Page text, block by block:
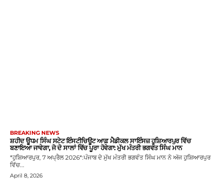
BREAKING NEWS
ਸ਼ਹੀਦ ਊਧਮ ਸਿੰਘ ਸਟੇਟ ਇੰਸਟੀਚਿਊਟ ਆਫ਼ ਮੈਡੀਕਲ ਸਾਇੰਸਜ਼ ਹੁਸ਼ਿਆਰਪੁਰ ਵਿੱਚ
ਬਣਾਇਆ ਜਾਵੇਗਾ, ਜੋ ਦੋ ਸਾਲਾਂ ਵਿੱਚ ਪੂਰਾ ਹੋਵੇਗਾ: ਮੁੱਖ ਮੰਤਰੀ ਭਗਵੰਤ ਸਿੰਘ ਮਾਨ
*ਹੁਸ਼ਿਆਰਪੁਰ, 7 ਅਪ੍ਰੈਲ 2026*:ਪੰਜਾਬ ਦੇ ਮੁੱਖ ਮੰਤਰੀ ਭਗਵੰਤ ਸਿੰਘ ਮਾਨ ਨੇ ਅੱਜ ਹੁਸ਼ਿਆਰਪੁਰ
ਵਿੱਚ...
April 8, 2026